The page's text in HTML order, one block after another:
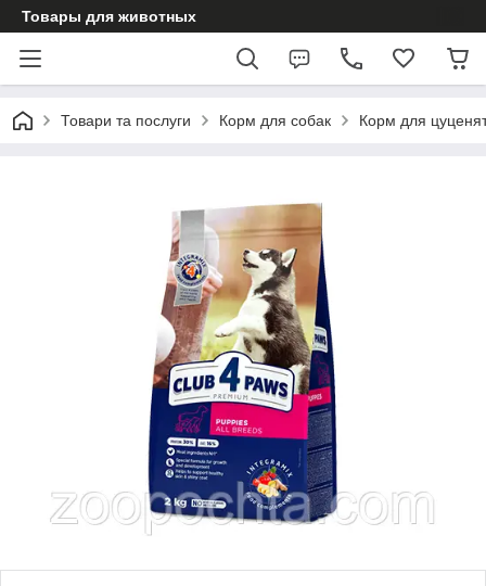
Товары для животных
Товари та послуги Корм для собак Корм для